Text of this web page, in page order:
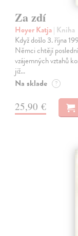
Za zdí
Hoyer Katja| Kniha
Když došlo 3. října
Němci chtějí
vzájemných vztahů
již…
Na sklade ?
25,90 €